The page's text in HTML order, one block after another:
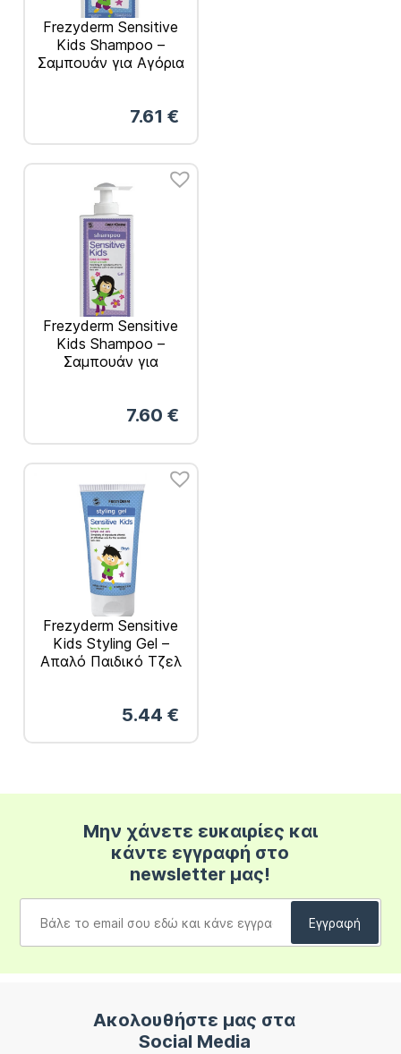
Frezyderm Sensitive
Kids Shampoo –
Σαμπουάν για Αγόρια
7.61 €
Frezyderm Sensitive
Kids Shampoo –
Σαμπουάν για
7.60 €
Frezyderm Sensitive
Kids Styling Gel –
Απαλό Παιδικό Τζελ
5.44 €
Μην χάνετε ευκαιρίες και
κάντε εγγραφή στο
newsletter μας!
Ακολουθήστε μας στα
Social Media